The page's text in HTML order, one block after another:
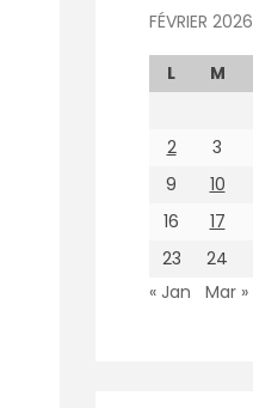
FÉVRIER 2026
L M
2
3
9
10
16
17
23
24
« Jan
Mar »